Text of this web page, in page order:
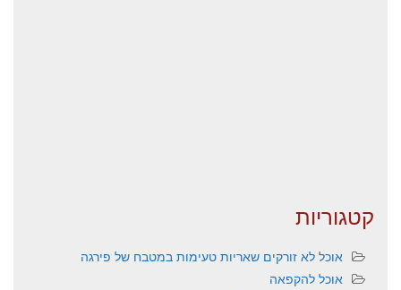
קטגוריות
אוכל לא זורקים שאריות טעימות במטבח של פירגה
אוכל להקפאה